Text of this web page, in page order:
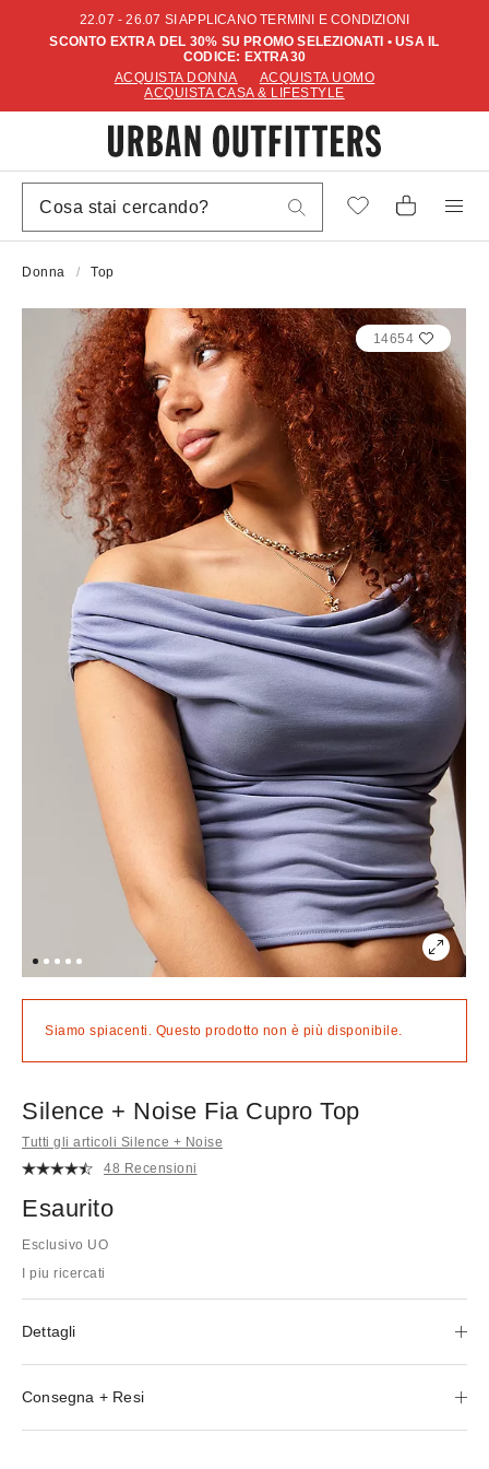
22.07 - 26.07 SI APPLICANO TERMINI E CONDIZIONI
SCONTO EXTRA DEL 30% SU PROMO SELEZIONATI • USA IL
CODICE: EXTRA30
ACQUISTA DONNA
ACQUISTA UOMO
ACQUISTA CASA & LIFESTYLE
Donna Top
14654
Siamo spiacenti. Questo prodotto non è più disponibile.
Silence + Noise Fia Cupro Top
Tutti gli articoli Silence + Noise
48 Recensioni
Esaurito
Esclusivo UO
I piu ricercati
Dettagli
Consegna + Resi